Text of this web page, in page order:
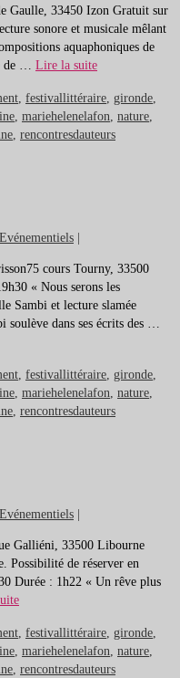
Gaulle, 33450 Izon Gratuit sur
sonore et musicale mêlant
aquaphoniques de
de … Lire la suite
, festivallittéraire, gironde,
, mariehelenelafon, nature,
, rencontresdauteurs
Evénementiels
cours Tourny, 33500
« Nous serons les
Sambi et lecture slamée
soulève dans ses écrits des …
, festivallittéraire, gironde,
, mariehelenelafon, nature,
, rencontresdauteurs
Evénementiels
Galliéni, 33500 Libourne
Possibilité de réserver en
Durée : 1h22 « Un rêve plus
, festivallittéraire, gironde,
, mariehelenelafon, nature,
, rencontresdauteurs